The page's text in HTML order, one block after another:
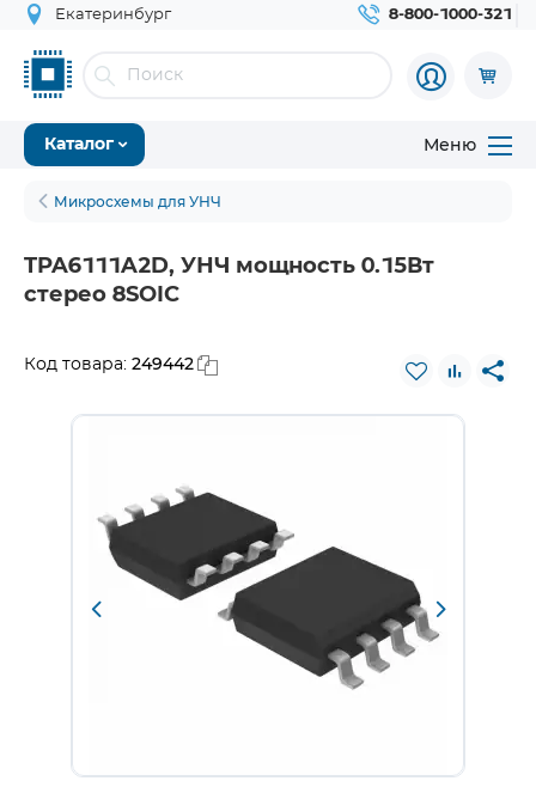
Екатеринбург 8-800-1000-321
Каталог Меню
Микросхемы для УНЧ
TPA6111A2D, УНЧ мощность 0.15Вт
стерео 8SOIC
Код товара: 249442